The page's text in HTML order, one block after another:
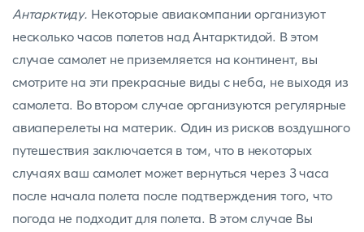
Антарктиду. Некоторые авиакомпании организуют
несколько часов полетов над Антарктидой. В этом
случае самолет не приземляется на континент, вы
смотрите на эти прекрасные виды с неба, не выходя из
самолета. Во втором случае организуются регулярные
авиаперелеты на материк. Один из рисков воздушного
путешествия заключается в том, что в некоторых
случаях ваш самолет может вернуться через 3 часа
после начала полета после подтверждения того, что
погода не подходит для полета. В этом случае Вы